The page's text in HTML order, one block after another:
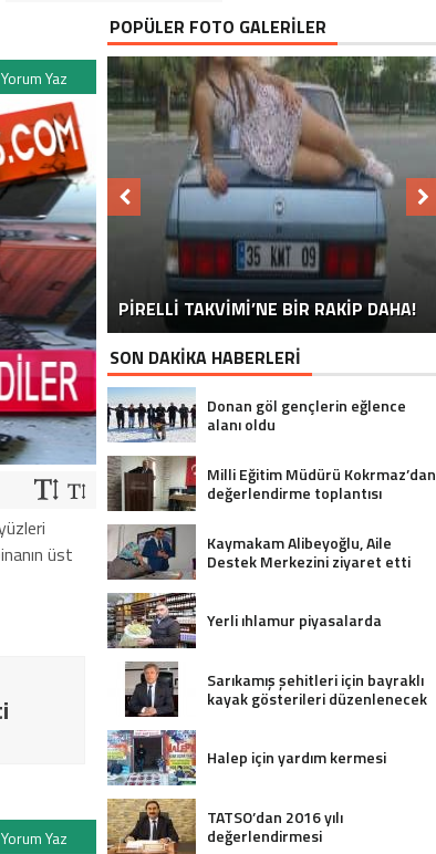
Yorum Yaz
üst
Yorum Yaz
POPÜLER FOTO GALERİLER
PİRELLİ TAKVİMİ’NE BİR RAKİP DAHA!
EN İYİ ‘KURBAN BAYRAMI’ CAPSLERİ!
BUNU SÖYLEMEYEN ESNAF GÖRDÜNÜZ
MÜ?
FOTOĞRAFLARLA HIZAN
FOTOĞRAFLARLA BITLIS
FOTOĞRAFLARLA TATVAN
FOTOĞRAFLARLA GÜROYMAK
FOTOĞRAFLARLA AHLAT
FOTOĞRAFLARLA ADILCEVAZ
FOTOĞRAFLARLA MUTKI
SON DAKİKA HABERLERİ
Donan göl gençlerin eğlence
alanı oldu
Milli Eğitim Müdürü Kokrmaz’dan
değerlendirme toplantısı
Kaymakam Alibeyoğlu, Aile
Destek Merkezini ziyaret etti
Yerli ıhlamur piyasalarda
Sarıkamış şehitleri için bayraklı
kayak gösterileri düzenlenecek
Halep için yardım kermesi
TATSO’dan 2016 yılı
değerlendirmesi